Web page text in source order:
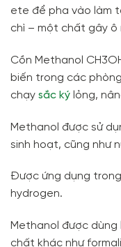
ete để pha vào làm
chì – một chất gây ô
Cồn Methanol
biến trong các
chạy sắc ký lỏng,
Methanol được sử
sinh hoạt, cũng như
Được ứng dụng
hydrogen.
Methanol được
chất khác như